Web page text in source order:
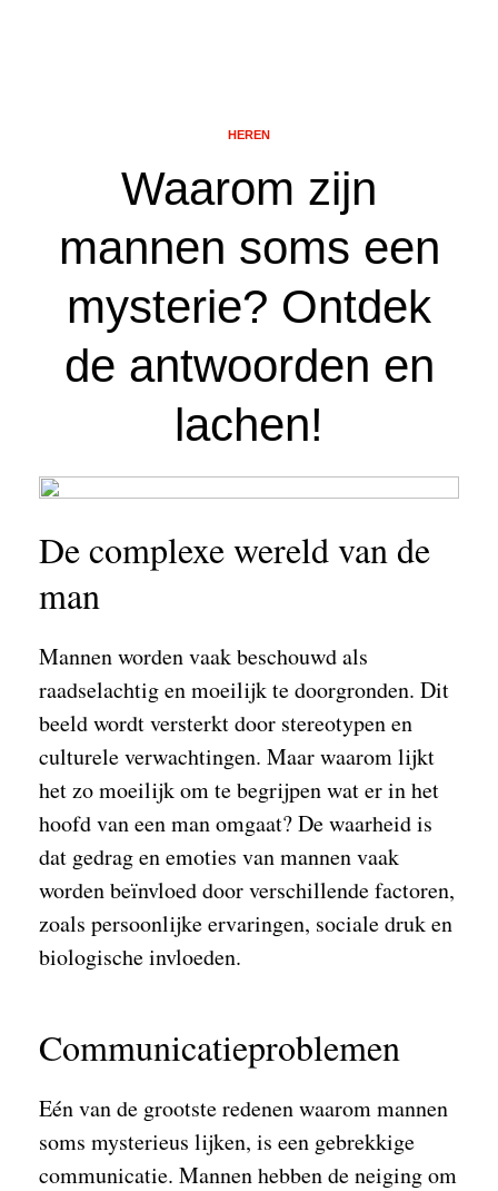
Waarom zijn
mannen soms een
mysterie? Ontdek
de antwoorden en
lachen!
HEREN
De complexe wereld van de
man
Mannen worden vaak beschouwd als
raadselachtig en moeilijk te doorgronden. Dit
beeld wordt versterkt door stereotypen en
culturele verwachtingen. Maar waarom lijkt
het zo moeilijk om te begrijpen wat er in het
hoofd van een man omgaat? De waarheid is
dat gedrag en emoties van mannen vaak
worden beïnvloed door verschillende factoren,
zoals persoonlijke ervaringen, sociale druk en
biologische invloeden.
Communicatieproblemen
Eén van de grootste redenen waarom mannen
soms mysterieus lijken, is een gebrekkige
communicatie. Mannen hebben de neiging om